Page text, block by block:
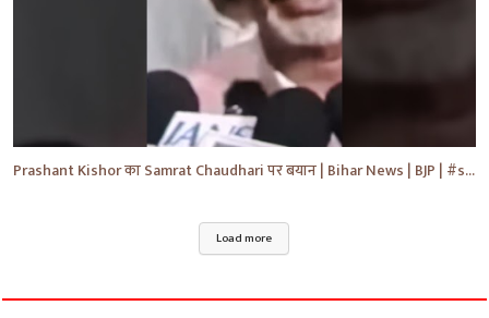
Prashant Kishor का Samrat Chaudhari पर बयान | Bihar News | BJP | #shorts #yt #breaking #news
Load more